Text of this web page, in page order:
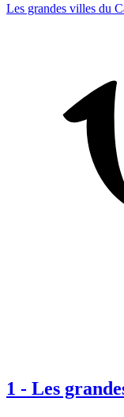
Les grandes villes du
1 - Les